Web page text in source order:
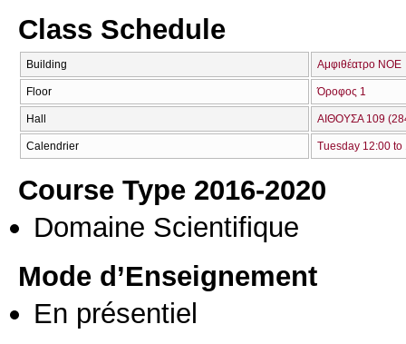
Class Schedule
Building Αμφιθέατρο ΝΟΕ
Floor Όροφος 1
Hall ΑΙΘΟΥΣΑ 109
Calendrier Tuesday 12:00 to
Course Type 2016-2020
Domaine Scientifique
Mode d’Enseignement
En présentiel